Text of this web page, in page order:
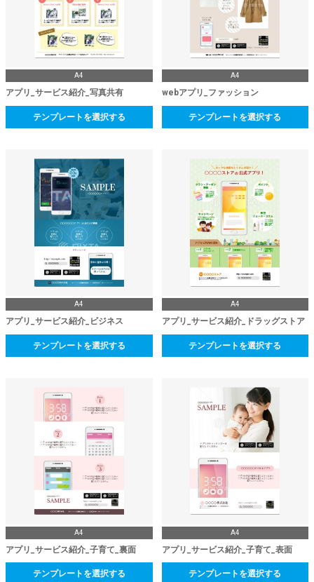
A4
アプリ_サービス紹介_写真共有
テンプレートを選択する
A4
webアプリ_ファッション
テンプレートを選択する
A4
アプリ_サービス紹介_ビジネス
テンプレートを選択する
A4
アプリ_サービス紹介_ドラッグストア
テンプレートを選択する
A4
アプリ_サービス紹介_子育て_裏面
テンプレートを選択する
A4
アプリ_サービス紹介_子育て_表面
テンプレートを選択する